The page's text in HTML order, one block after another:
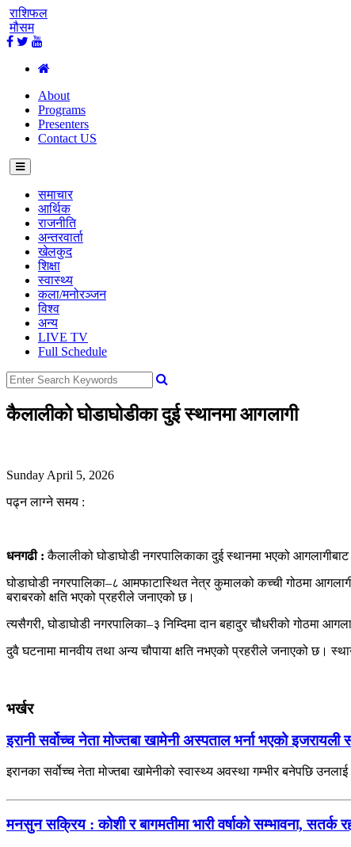
राशिफल
मौसम
About
Programs
Presenters
Contact US
समाचार
आर्थिक
राजनीति
अन्तरवार्ता
खेलकुद
शिक्षा
स्वास्थ्य
कला/मनोरञ्जन
विश्व
अन्य
LIVE TV
Full Schedule
कैलालीको घोडाघोडीका दुई स्थानमा आगलागी
Sunday April 5, 2026
पढ्न लाग्ने समय :
धनगढी : कैलालीको घोडाघोडी नगरपालिकाका दुई स्थानमा भएको
घोडाघोडी नगरपालिका–८ आमफाटास्थित नेत्र कुमालको कच्ची गोठमा
बराबरको क्षति भएको प्रहरीले जनाएको छ।
त्यसैगरी, घोडाघोडी नगरपालिका–३ निम्दिमा दान बहादुर चौधरीको
दुवै घटनामा मानवीय तथा अन्य चौपाया क्षति नभएको प्रहरीले जनाएको छ।
भर्खर
इरानी सर्वोच्च नेता मोज्तबा खामेनी अस्पताल भर्ना भएको इजरायली
इरानका सर्वोच्च नेता मोज्तबा खामेनीको स्वास्थ्य अवस्था गम्भीर बनेपछि
मनसुन सक्रिय : कोशी र बागमतीमा भारी वर्षाको सम्भावना, सतर्क